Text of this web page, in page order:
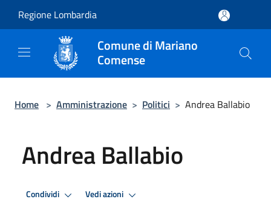
Regione Lombardia
Comune di Mariano
Comense
Home > Amministrazione > Politici > Andrea Ballabio
Andrea Ballabio
Condividi Vedi azioni